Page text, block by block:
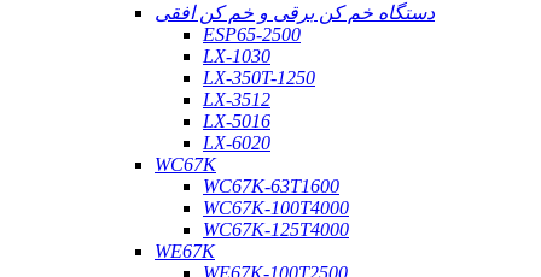
دستگاه خم کن برقی و خم کن افقی
ESP65-2500
LX-1030
LX-350T-1250
LX-3512
LX-5016
LX-6020
WC67K
WC67K-63T1600
WC67K-100T4000
WC67K-125T4000
WE67K
WE67K-100T2500